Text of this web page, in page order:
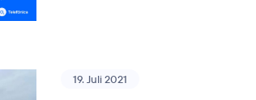
19. Juli 2021